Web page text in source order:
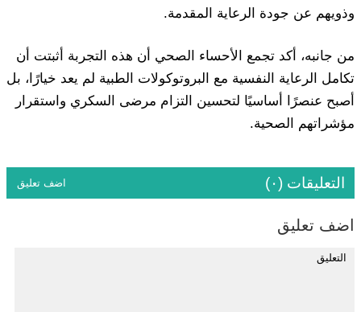
وذويهم عن جودة الرعاية المقدمة.
من جانبه، أكد تجمع الأحساء الصحي أن هذه التجربة أثبتت أن
تكامل الرعاية النفسية مع البروتوكولات الطبية لم يعد خيارًا، بل
أصبح عنصرًا أساسيًا لتحسين التزام مرضى السكري واستقرار
مؤشراتهم الصحية.
التعليقات (٠) اضف تعليق
اضف تعليق